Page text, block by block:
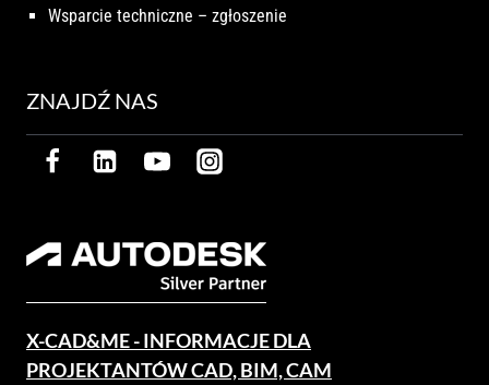
Wsparcie techniczne – zgłoszenie
ZNAJDŹ NAS
X-CAD&ME - INFORMACJE DLA
PROJEKTANTÓW CAD, BIM, CAM